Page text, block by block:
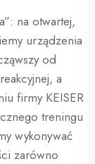
na otwartej,
urządzenia
od
a
firmy KEISER
treningu
wykonywać
zarówno